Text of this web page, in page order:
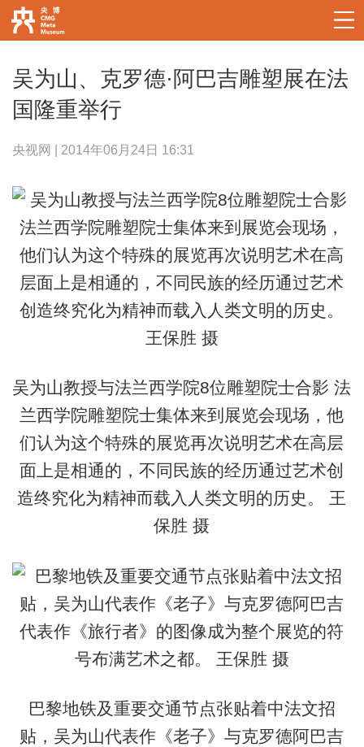
吴为山、克罗德·阿巴吉雕塑展在法
国隆重举行
央视网 | 2014年06月24日 16:31
吴为山教授与法兰西学院8位雕塑院士合影 法
兰西学院雕塑院士集体来到展览会现场，他
们认为这个特殊的展览再次说明艺术在高层
面上是相通的，不同民族的经历通过艺术创
造终究化为精神而载入人类文明的历史。 王
保胜 摄
巴黎地铁及重要交通节点张贴着中法文招
贴，吴为山代表作《老子》与克罗德阿巴吉